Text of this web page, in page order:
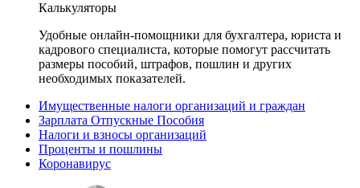
Калькуляторы
Удобные онлайн-помощники для бухгалтера, юриста и
кадрового специалиста, которые помогут рассчитать
размеры пособий, штрафов, пошлин и других
необходимых показателей.
Имущественные налоги организаций и граждан
Зарплата Отпускные Пособия
Налоги и взносы организаций
Проценты и пошлины
Коронавирус